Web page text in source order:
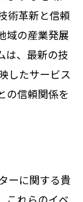
術革新と信頼
域の産業発展
は、最新の技
したサービス
の信頼関係を
ーに関する貴